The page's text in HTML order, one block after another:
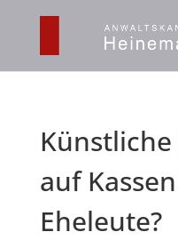
auf
Eheleute?